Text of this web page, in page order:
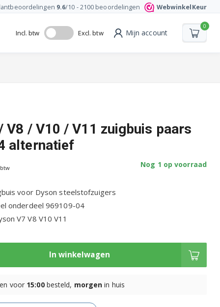
9.6/10 -2100 beoordelingen WebwinkelKeur
Incl. btw Excl. btw Mijn account
0
V8 / V10 / V11 zuigbuis paars
alternatief
Nog 1 op voorraad
voor Dyson steelstofzuigers
onderdeel 969109-04
V7 V8 V10 V11
In winkelwagen
voor 15:00besteld, morgen in huis